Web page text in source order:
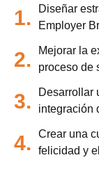
1.
Diseñar
Employer
2.
Mejorar la
proceso de
3.
Desarrollar
integración
4.
Crear una
felicidad y